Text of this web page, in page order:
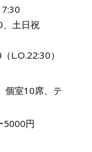
、土日祝
L.O.22:30）
個室10席、テ
5000円